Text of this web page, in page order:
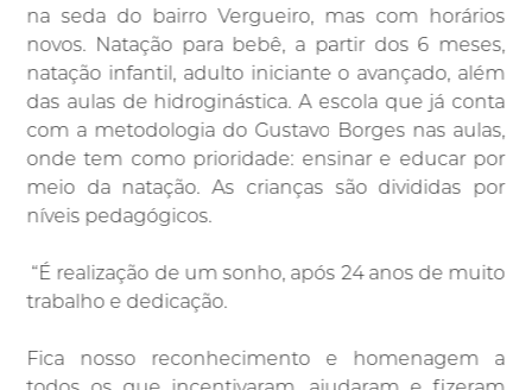
na seda do bairro Vergueiro, mas com horários
novos. Natação para bebê, a partir dos 6 meses,
natação infantil, adulto iniciante o avançado, além
das aulas de hidroginástica. A escola que já conta
com a metodologia do Gustavo Borges nas aulas,
onde tem como prioridade: ensinar e educar por
meio da natação. As crianças são divididas por
níveis pedagógicos.
“É realização de um sonho, após 24 anos de muito
trabalho e dedicação.
Fica nosso reconhecimento e homenagem a